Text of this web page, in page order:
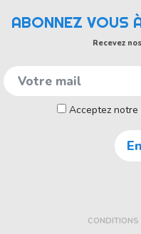
ABONNEZ VOUS
Recevez
Acceptez
CONDITIONS